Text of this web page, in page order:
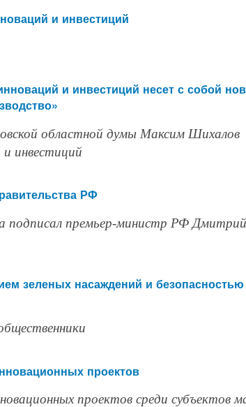
и инвестиций
и инвестиций несет с собой
областной думы Максим Шихалов
и инвестиций
РФ
подписал премьер-министр РФ Дмитрий
зеленых насаждений и безопасностью
проектов
проектов среди субъектов